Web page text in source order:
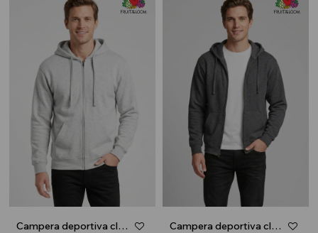
Campera deportiva clásica con capucha - UNISEX - Gris melange claro Campera deportiva clásica con capucha - UNISEX - Gris melange oscuro